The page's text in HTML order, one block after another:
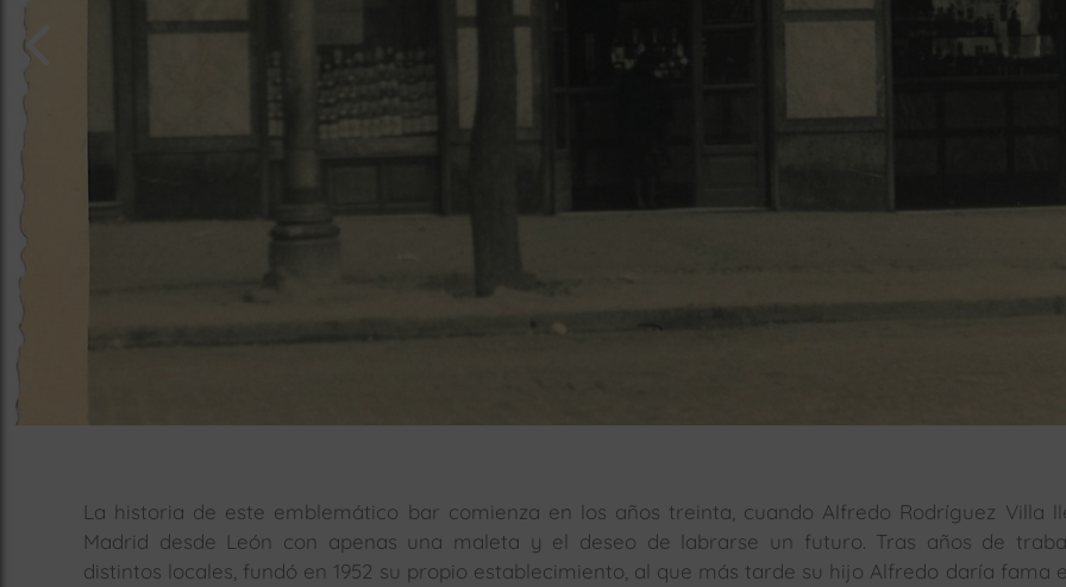
La historia de este emblemático bar comienza en los años treinta, cuando Alfredo Rodríguez Villa
Madrid desde León con apenas una maleta y el deseo de labrarse un futuro. Tras años de
distintos locales, fundó en 1952 su propio establecimiento, al que más tarde su hijo Alfredo daría fama